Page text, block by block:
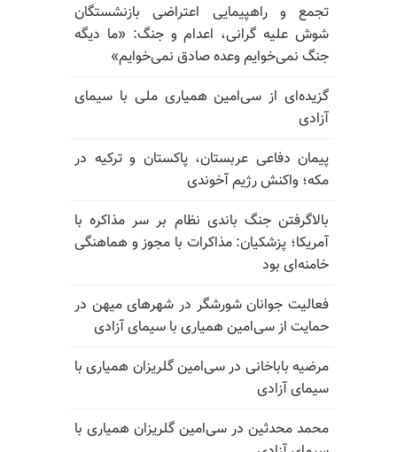
تجمع و راهپیمایی اعتراضی بازنشستگان
شوش علیه گرانی، اعدام و جنگ: «ما دیگه
جنگ نمی‌خوایم وعده صادق نمی‌خوایم»
گزیده‌ای از سی‌امین همیاری ملی با سیمای
آزادی
پیمان دفاعی عربستان، پاکستان و ترکیه در
مکه؛ واکنش رژیم آخوندی
بالا‌گرفتن جنگ باندی نظام بر سر مذاکره با
آمریکا؛ پزشکیان: مذاکرات با مجوز و هماهنگی
خامنه‌ای بود
فعالیت جوانان شورشگر در شهرهای میهن در
حمایت از سی‌امین همیاری با سیمای آزادی
مرضیه باباخانی در سی‌امین گلریزان همیاری با
سیمای آزادی
محمد محدثین در سی‌امین گلریزان همیاری با